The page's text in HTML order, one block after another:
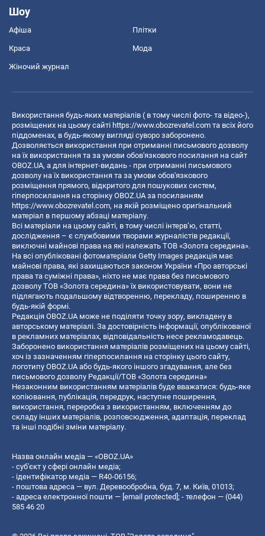
Шоу
Афіша Плітки
Краса Мода
Жіночий журнал
Використання будь-яких матеріалів ( в тому числі фото- та відео-),
розміщених на цьому сайті https://www.obozrevatel.com та всіх його
піддоменах, в будь-якому вигляді суворо заборонено.
Дозволяється використання при отриманні письмового дозволу
на їх використання та за умови обов'язкового посилання на сайт
OBOZ.UA, а для інтернет-видань - при отриманні письмового
дозволу на їх використання та за умови обов'язкового
розміщення прямого, відкритого для пошукових систем,
гіперпосилання на сторінку OBOZ.UA за посиланням
https://www.obozrevatel.com, на якій розміщено оригінальний
матеріал в першому абзаці матеріалу.
Всі матеріали на цьому сайті, в тому числі інтерв’ю, статті,
дослідження – є службовими творами журналістів редакції,
виключні майнові права на які належать ТОВ «Золота середина».
На всі опубліковані фотоматеріали Getty Images редакція має
майнові права, які захищаються законом України «Про авторські
права та суміжні права», ніхто не має права без письмового
дозволу ТОВ «Золота середина» їх використовувати, вони не
підлягають подальшому відтворенню, перекладу, поширенню в
будь-якій формі.
Редакція OBOZ.UA може не поділяти точку зору, викладену в
авторському матеріалі. За достовірність інформації, опублікованої
в рекламних матеріалах, відповідальність несе рекламодавець.
Заборонено використання матеріалів розміщених на цьому сайті,
хоч із зазначенням гіперпосилання на сторінку цього сайту,
логотипу OBOZ.UA або будь-якого іншого згадування, але без
письмового дозволу Редакції/ТОВ «Золота середина»
Незаконним використанням матеріалів буде вважатися: будь-яке
копiювання, публiкацiя, передрук, наступне поширення,
використання, переробка з використанням, включенням до
складу інших матеріалів, розповсюдження, адаптація, переклад
та інші подібні зміни матеріалу.
Назва онлайн медіа — «OBOZ.UA»
- суб'єкт у сфері онлайн медіа;
- ідентифікатор медіа — R40-06156;
- поштова адреса — вул. Деревообробна, буд. 7, м. Київ, 01013;
- адреса електронної пошти — [email protected]; - телефон — (044)
585 46 20